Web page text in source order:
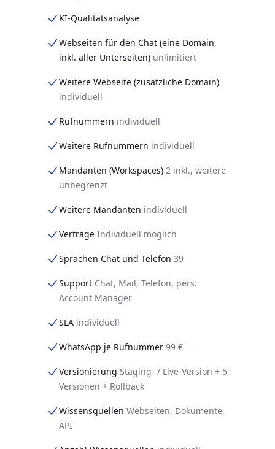
KI-Qualitätsanalyse
Webseiten für den Chat (eine Domain,
inkl. aller Unterseiten) unlimitiert
Weitere Webseite (zusätzliche Domain)
individuell
Rufnummern individuell
Weitere Rufnummern individuell
Mandanten (Workspaces) 2 inkl., weitere
unbegrenzt
Weitere Mandanten individuell
Verträge Individuell möglich
Sprachen Chat und Telefon 39
Support Chat, Mail, Telefon, pers.
Account Manager
SLA individuell
WhatsApp je Rufnummer 99 €
Versionierung Staging- / Live-Version + 5
Versionen + Rollback
Wissensquellen Webseiten, Dokumente,
API